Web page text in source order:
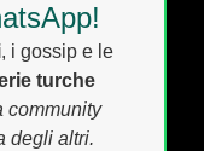
, i gossip e le
turche
community
degli altri.